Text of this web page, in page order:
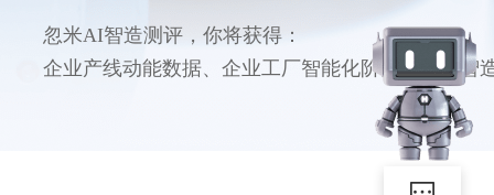
忽米AI智造测评，你将获得：
企业产线动能数据、企业工厂智能化阶段评估和智